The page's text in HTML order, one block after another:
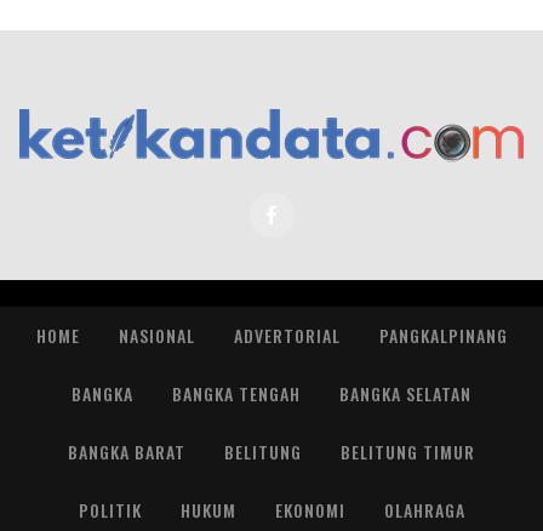
HOME NASIONAL ADVERTORIAL PANGKALPINANG
BANGKA BANGKA TENGAH BANGKA SELATAN
BANGKA BARAT BELITUNG BELITUNG TIMUR
POLITIK HUKUM EKONOMI OLAHRAGA